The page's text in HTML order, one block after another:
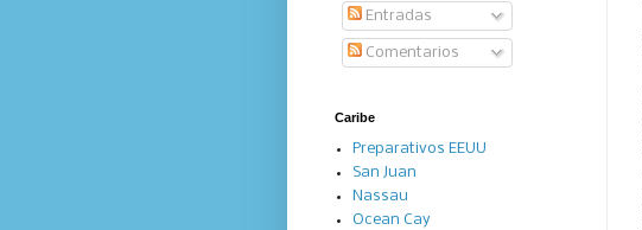
Entradas
Comentarios
Caribe
Preparativos EEUU
San Juan
Nassau
Ocean Cay